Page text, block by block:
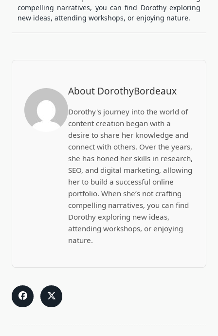
compelling narratives, you can find Dorothy exploring
new ideas, attending workshops, or enjoying nature.
About DorothyBordeaux
Dorothy's journey into the world of
content creation began with a
desire to share her knowledge and
connect with others. Over the years,
she has honed her skills in research,
SEO, and digital marketing, allowing
her to build a successful online
portfolio. When she’s not crafting
compelling narratives, you can find
Dorothy exploring new ideas,
attending workshops, or enjoying
nature.